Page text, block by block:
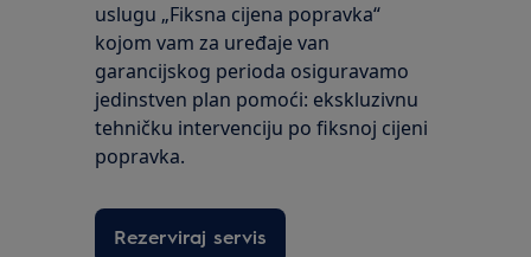
uslugu „Fiksna cijena popravka“
kojom vam za uređaje van
garancijskog perioda osiguravamo
jedinstven plan pomoći: ekskluzivnu
tehničku intervenciju po fiksnoj cijeni
popravka.
Rezerviraj servis